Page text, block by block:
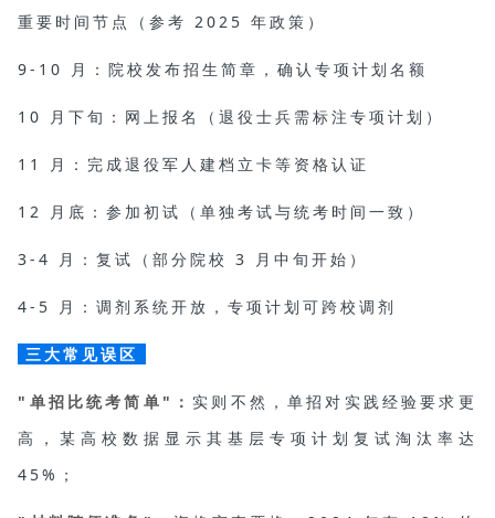
重要时间节点（参考 2025 年政策）
9-10 月：院校发布招生简章，确认专项计划名额
10 月下旬：网上报名（退役士兵需标注专项计划）
11 月：完成退役军人建档立卡等资格认证
12 月底：参加初试（单独考试与统考时间一致）
3-4 月：复试（部分院校 3 月中旬开始）
4-5 月：调剂系统开放，专项计划可跨校调剂
三大常见误区
"单招比统考简单"： 实则不然，单招对实践经验要求更
高，某高校数据显示其基层专项计划复试淘汰率达
45%；